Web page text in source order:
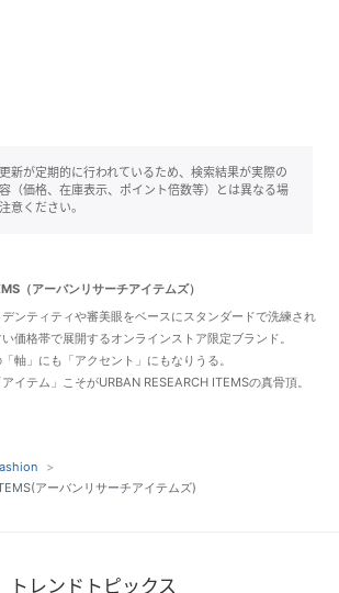
新が定期的に行われているため、検索結果が実際の
（価格、在庫表示、ポイント倍数等）とは異なる場
意ください。
（アーバンリサーチアイテムズ）
ンティティや審美眼をベースにスタンダードで洗練され
価格帯で展開するオンラインストア限定ブランド。
軸」にも「アクセント」にもなりうる。
イテム」こそがURBAN RESEARCH ITEMSの真骨頂。
アーバンリサーチアイテムズ)
トレンドトピックス